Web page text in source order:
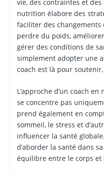
vie, des contraintes et
nutrition élabore des
faciliter des
perdre du poids,
gérer des conditions de
simplement adopter une
coach est là pour
L’approche d’un coach
se concentre pas
prend également en
sommeil, le stress et
influencer la santé
d’aborder la santé dans
équilibre entre le corps et